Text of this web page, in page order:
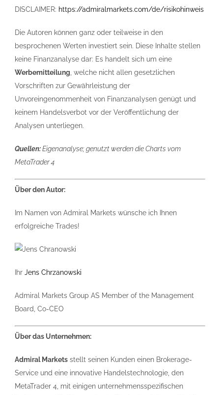
DISCLAIMER: https://admiralmarkets.com/de/risikohinweis
Die Autoren können ganz oder teilweise in den
besprochenen Werten investiert sein. Diese Inhalte stellen
keine Finanzanalyse dar: Es handelt sich um eine
Werbemitteilung , welche nicht allen gesetzlichen
Vorschriften zur Gewährleistung der
Unvoreingenommenheit von Finanzanalysen genügt und
keinem Handelsverbot vor der Veröffentlichung der
Analysen unterliegen.
Quellen:Eigenanalyse; genutzt werden die Charts vom
MetaTrader 4
Über den Autor:
Im Namen von Admiral Markets wünsche ich Ihnen
erfolgreiche Trades!
Ihr Jens Chrzanowski
Admiral Markets Group AS Member of the Management
Board, Co-CEO
Über das Unternehmen:
Admiral Markets stellt seinen Kunden einen Brokerage-
Service und eine innovative Handelstechnologie, den
MetaTrader 4, mit einigen unternehmensspezifischen